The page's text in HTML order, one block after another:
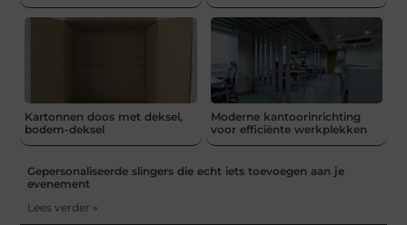
Kartonnen doos met deksel,
bodem-deksel
Moderne kantoorinrichting
voor efficiënte werkplekken
Gepersonaliseerde slingers die echt iets toevoegen aan je
evenement
Lees verder »